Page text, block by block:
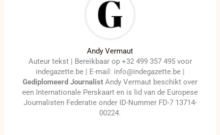
Andy Vermaut
Auteur tekst | Bereikbaar op +32 499 357 495 voor
indegazette.be | E-mail: info@indegazette.be |
Gediplomeerd Journalist Andy Vermaut beschikt over
een Internationale Perskaart en is lid van de Europese
Journalisten Federatie onder ID-Nummer FD-7 13714-
00224.